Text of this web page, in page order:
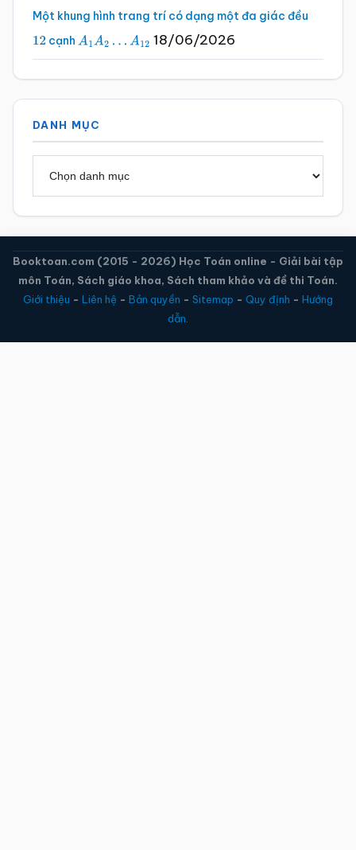
Một khung hình trang trí có dạng một đa giác đều
12 cạnh A1A2…A 12 18/06/2026
DANH MỤC
Booktoan.com (2015 - 2026) Học Toán online - Giải bài tập
môn Toán, Sách giáo khoa, Sách tham khảo và đề thi Toán.
Giới thiệu - Liên hệ - Bản quyền - Sitemap - Quy định - Hướng
dẫn.